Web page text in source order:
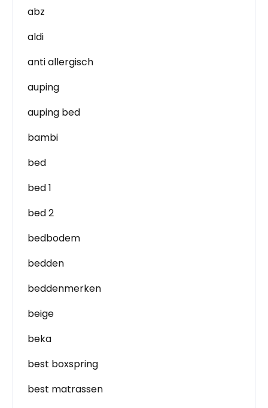
abz
aldi
anti allergisch
auping
auping bed
bambi
bed
bed 1
bed 2
bedbodem
bedden
beddenmerken
beige
beka
best boxspring
best matrassen